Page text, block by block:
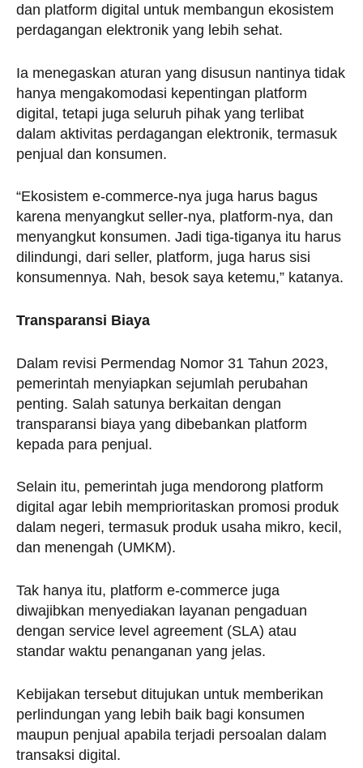
dan platform digital untuk membangun ekosistem
perdagangan elektronik yang lebih sehat.
Ia menegaskan aturan yang disusun nantinya tidak
hanya mengakomodasi kepentingan platform
digital, tetapi juga seluruh pihak yang terlibat
dalam aktivitas perdagangan elektronik, termasuk
penjual dan konsumen.
“Ekosistem e-commerce-nya juga harus bagus
karena menyangkut seller-nya, platform-nya, dan
menyangkut konsumen. Jadi tiga-tiganya itu harus
dilindungi, dari seller, platform, juga harus sisi
konsumennya. Nah, besok saya ketemu,” katanya.
Transparansi Biaya
Dalam revisi Permendag Nomor 31 Tahun 2023,
pemerintah menyiapkan sejumlah perubahan
penting. Salah satunya berkaitan dengan
transparansi biaya yang dibebankan platform
kepada para penjual.
Selain itu, pemerintah juga mendorong platform
digital agar lebih memprioritaskan promosi produk
dalam negeri, termasuk produk usaha mikro, kecil,
dan menengah (UMKM).
Tak hanya itu, platform e-commerce juga
diwajibkan menyediakan layanan pengaduan
dengan service level agreement (SLA) atau
standar waktu penanganan yang jelas.
Kebijakan tersebut ditujukan untuk memberikan
perlindungan yang lebih baik bagi konsumen
maupun penjual apabila terjadi persoalan dalam
transaksi digital.